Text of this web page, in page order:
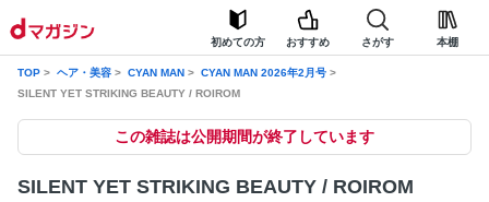
初めての方 おすすめ さがす 本棚
TOP ヘア・美容 CYAN MAN
CYAN MAN 2026年2月号
SILENT YET STRIKING BEAUTY / ROIROM
この雑誌は公開期間が終了しています
SILENT YET STRIKING BEAUTY / ROIROM